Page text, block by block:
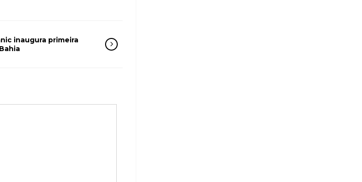
inaugura primeira